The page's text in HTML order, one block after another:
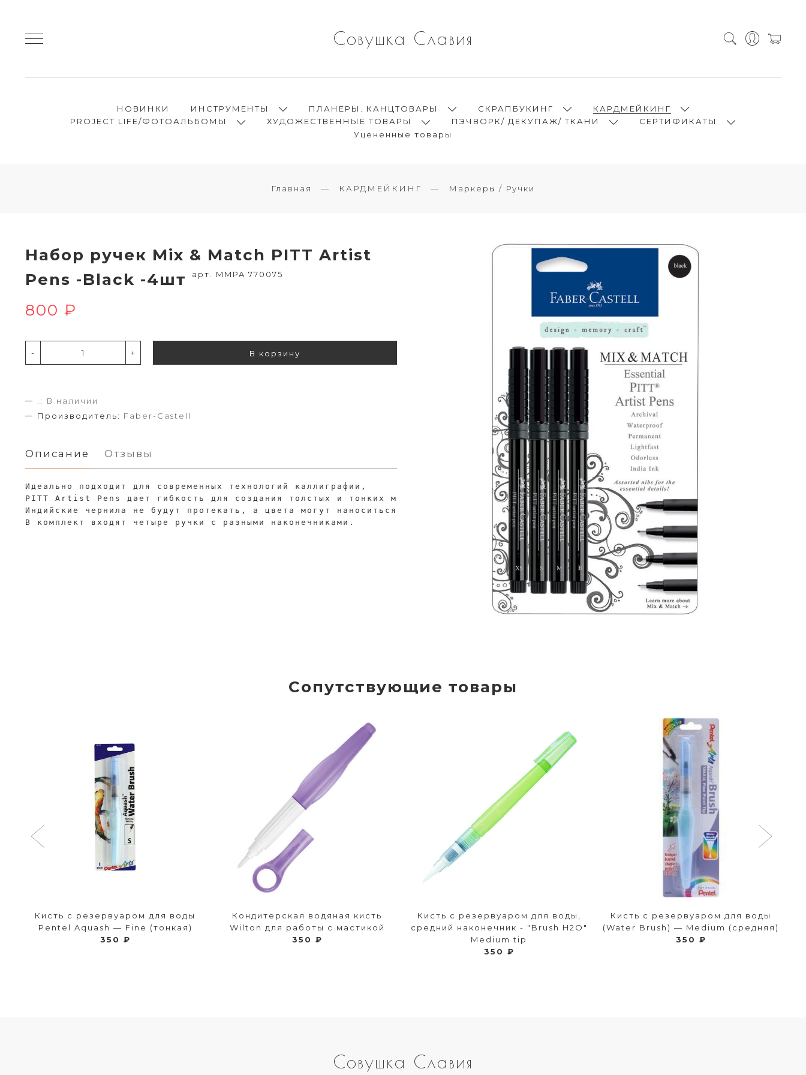
Совушка Славия
НОВИНКИ ИНСТРУМЕНТЫ ПЛАНЕРЫ. КАНЦТОВАРЫ СКРАПБУКИНГ
КАРДМЕЙКИНГ
PROJECT LIFE/ФОТОАЛЬБОМЫ
ХУДОЖЕСТВЕННЫЕ ТОВАРЫ ПЭЧВОРК/ ДЕКУПАЖ/ ТКАНИ
СЕРТИФИКАТЫ
Уцененные товары
Главная КАРДМЕЙКИНГ Маркеры / Ручки
Набор ручек Mix & Match PITT Artist
Pens -Black -4шт
арт. MMPA 770075
800 ₽
- + В корзину
.:
В наличии
Производитель: Faber-Castell
Описание Отзывы
Идеально подходит для современных технологий каллиграфии,
PITT Artist Pens дает гибкость для создания толстых и тонких мазков кисти.
Индийские чернила не будут протекать, а цвета могут наноситься на бумаге, холсте, книгах и журналах.
В комплект входят четыре ручки с разными наконечниками.
Сопутствующие товары
Кисть с резервуаром для воды
Pentel Aquash — Fine (тонкая)
350 ₽
Кондитерская водяная кисть
Wilton для работы с мастикой
350 ₽
Кисть с резервуаром для воды,
средний наконечник - "Brush H2O"
Medium tip
350 ₽
Кисть с резервуаром для воды
(Water Brush) — Medium (средняя)
350 ₽
Совушка Славия